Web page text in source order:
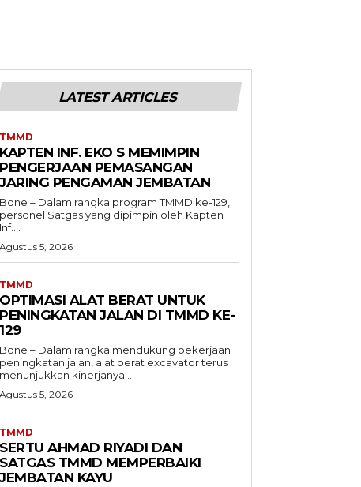
LATEST ARTICLES
TMMD
KAPTEN INF. EKO S MEMIMPIN
PENGERJAAN PEMASANGAN
JARING PENGAMAN JEMBATAN
Bone – Dalam rangka program TMMD ke-129,
personel Satgas yang dipimpin oleh Kapten
Inf....
Agustus 5, 2026
TMMD
OPTIMASI ALAT BERAT UNTUK
PENINGKATAN JALAN DI TMMD KE-
129
Bone – Dalam rangka mendukung pekerjaan
peningkatan jalan, alat berat excavator terus
menunjukkan kinerjanya...
Agustus 5, 2026
TMMD
SERTU AHMAD RIYADI DAN
SATGAS TMMD MEMPERBAIKI
JEMBATAN KAYU